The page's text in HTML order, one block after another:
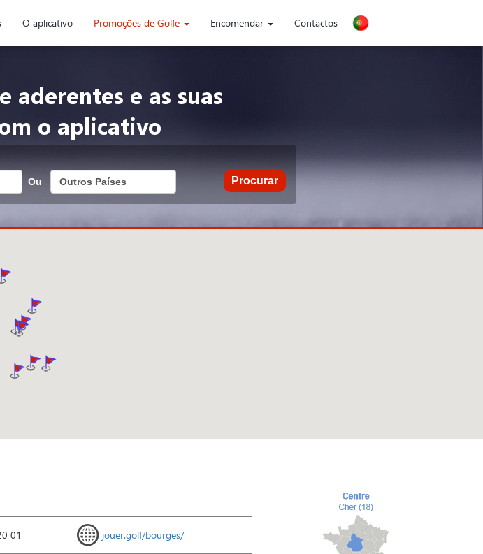
O aplicativo Promoções de Golfe Encomendar Contactos
aderentes e as suas
o aplicativo
01 jouer.golf/bourges/